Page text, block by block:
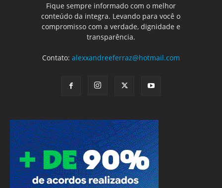
Fique sempre informado com o melhor
conteúdo da integra. Levando para você o
compromisso com a verdade, dignidade e
transparência.
Contato: alexxandreeferraz@hotmail.com